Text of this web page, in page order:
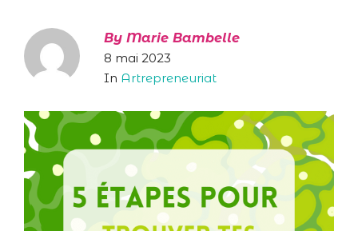
By Marie Bambelle
8 mai 2023
In Artrepreneuriat